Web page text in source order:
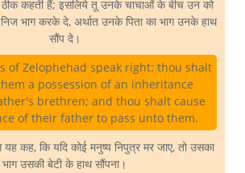
ठीक कहती हैं; इसलिये तू उनके चाचाओं के बीच उन को
भाग करके दे, अर्थात उनके पिता का भाग उनके हाथ
सौंप दे।
of Zelophehad speak right: thou shalt
a possession of an inheritance
brethren; and thou shalt cause
of their father to pass unto them.
कह, कि यदि कोई मनुष्य निपुत्र मर जाए, तो उसका
भाग उसकी बेटी के हाथ सौंपना।